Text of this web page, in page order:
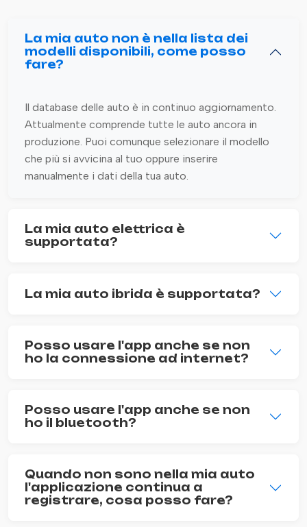
La mia auto non è nella lista dei
modelli disponibili, come posso
fare?
Il database delle auto è in continuo aggiornamento.
Attualmente comprende tutte le auto ancora in
produzione. Puoi comunque selezionare il modello
che più si avvicina al tuo oppure inserire
manualmente i dati della tua auto.
La mia auto elettrica è
supportata?
La mia auto ibrida è supportata?
Posso usare l'app anche se non
ho la connessione ad internet?
Posso usare l'app anche se non
ho il bluetooth?
Quando non sono nella mia auto
l'applicazione continua a
registrare, cosa posso fare?